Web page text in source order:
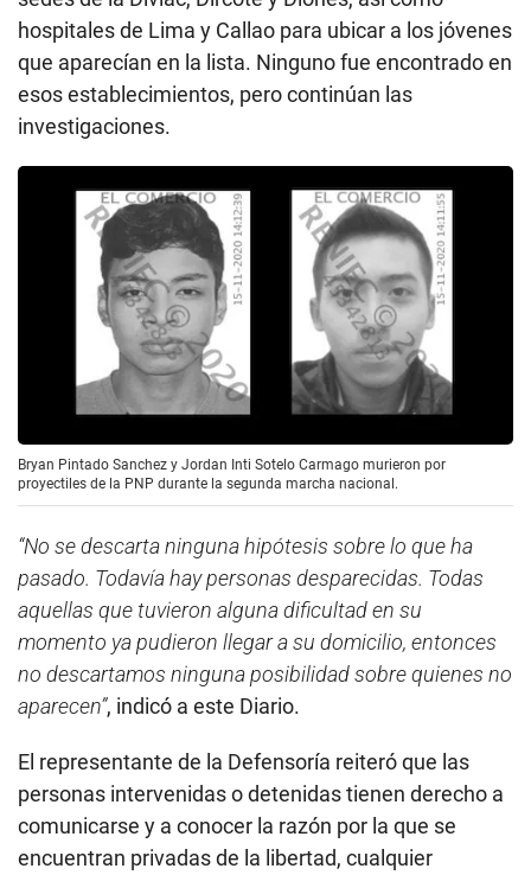
hospitales de Lima y Callao para ubicar a los jóvenes
que aparecían en la lista. Ninguno fue encontrado en
esos establecimientos, pero continúan las
investigaciones.
Bryan Pintado Sanchez y Jordan Inti Sotelo Carmago murieron por
proyectiles de la PNP durante la segunda marcha nacional.
“No se descarta ninguna hipótesis sobre lo que ha
pasado. Todavía hay personas desparecidas. Todas
aquellas que tuvieron alguna dificultad en su
momento ya pudieron llegar a su domicilio, entonces
no descartamos ninguna posibilidad sobre quienes no
aparecen”, indicó a este Diario.
El representante de la Defensoría reiteró que las
personas intervenidas o detenidas tienen derecho a
comunicarse y a conocer la razón por la que se
encuentran privadas de la libertad, cualquier